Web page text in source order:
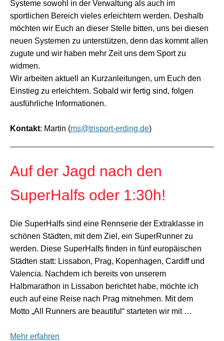
Systeme sowohl in der Verwaltung als auch im
sportlichen Bereich vieles erleichtern werden. Deshalb
möchten wir Euch an dieser Stelle bitten, uns bei diesen
neuen Systemen zu unterstützen, denn das kommt allen
zugute und wir haben mehr Zeit uns dem Sport zu
widmen.
Wir arbeiten aktuell an Kurzanleitungen, um Euch den
Einstieg zu erleichtern. Sobald wir fertig sind, folgen
ausführliche Informationen.
Kontakt: Martin (ms@trisport-erding.de)
Auf der Jagd nach den
SuperHalfs oder 1:30h!
Die SuperHalfs sind eine Rennserie der Extraklasse in
schönen Städten, mit dem Ziel, ein SuperRunner zu
werden. Diese SuperHalfs finden in fünf europäischen
Städten statt: Lissabon, Prag, Kopenhagen, Cardiff und
Valencia. Nachdem ich bereits von unserem
Halbmarathon in Lissabon berichtet habe, möchte ich
euch auf eine Reise nach Prag mitnehmen. Mit dem
Motto „All Runners are beautiful“ starteten wir mit …
Mehr erfahren